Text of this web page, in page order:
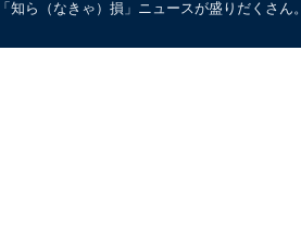
ら（なきゃ）損」ニュースが盛りだくさん。